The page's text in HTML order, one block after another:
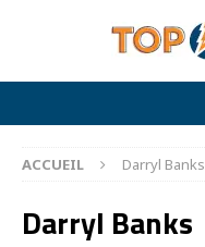
ACCUEIL Darryl Banks
Darryl Banks